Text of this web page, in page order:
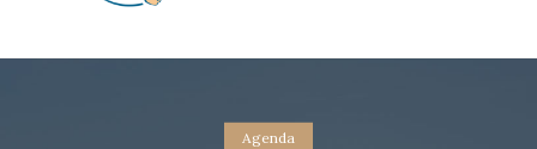
Agenda